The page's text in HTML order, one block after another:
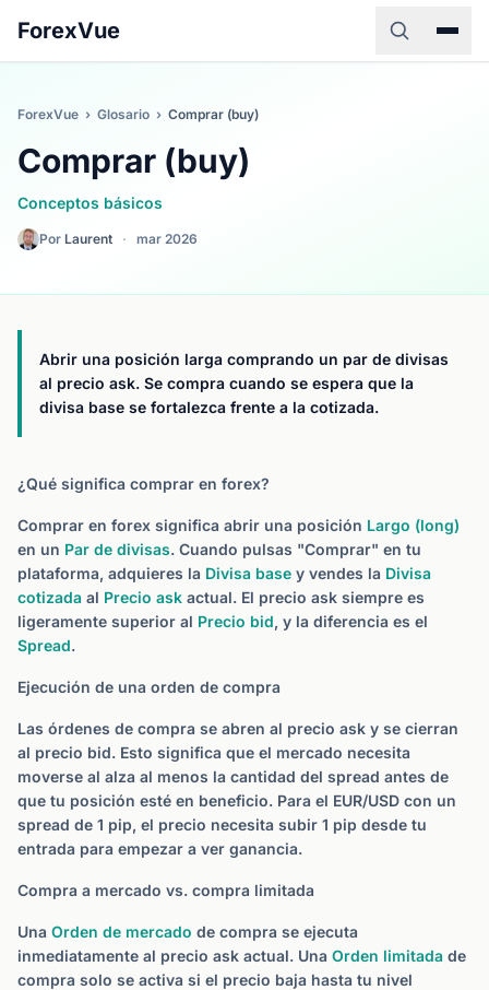
ForexVue
ForexVue › Glosario › Comprar (buy)
Comprar (buy)
Conceptos básicos
Por Laurent · mar 2026
Abrir una posición larga comprando un par de divisas
al precio ask. Se compra cuando se espera que la
divisa base se fortalezca frente a la cotizada.
¿Qué significa comprar en forex?
Comprar en forex significa abrir una posición Largo (long)
en un Par de divisas. Cuando pulsas "Comprar" en tu
plataforma, adquieres la Divisa base y vendes la Divisa
cotizada al Precio ask actual. El precio ask siempre es
ligeramente superior al Precio bid, y la diferencia es el
Spread.
Ejecución de una orden de compra
Las órdenes de compra se abren al precio ask y se cierran
al precio bid. Esto significa que el mercado necesita
moverse al alza al menos la cantidad del spread antes de
que tu posición esté en beneficio. Para el EUR/USD con un
spread de 1 pip, el precio necesita subir 1 pip desde tu
entrada para empezar a ver ganancia.
Compra a mercado vs. compra limitada
Una Orden de mercado de compra se ejecuta
inmediatamente al precio ask actual. Una Orden limitada de
compra solo se activa si el precio baja hasta tu nivel